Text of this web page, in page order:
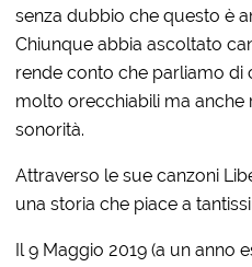
senza dubbio che questo è
Chiunque abbia ascoltato
rende conto che parliamo di
molto orecchiabili ma anche
sonorità.
Attraverso le sue canzoni
una storia che piace a
Il 9 Maggio 2019 (a un anno